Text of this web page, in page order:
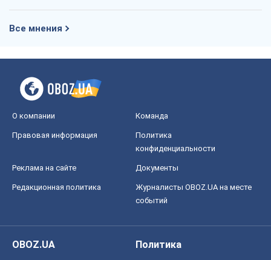
Все мнения
О компании Команда
Правовая информация
Политика
конфиденциальности
Реклама на сайте Документы
Редакционная политика
Журналисты OBOZ.UA на месте
событий
OBOZ.UA
Политика